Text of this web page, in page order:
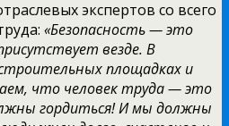
экспертов со всего
«Безопасность — это
везде. В
площадках и
что человек труда — это
гордиться! И мы должны